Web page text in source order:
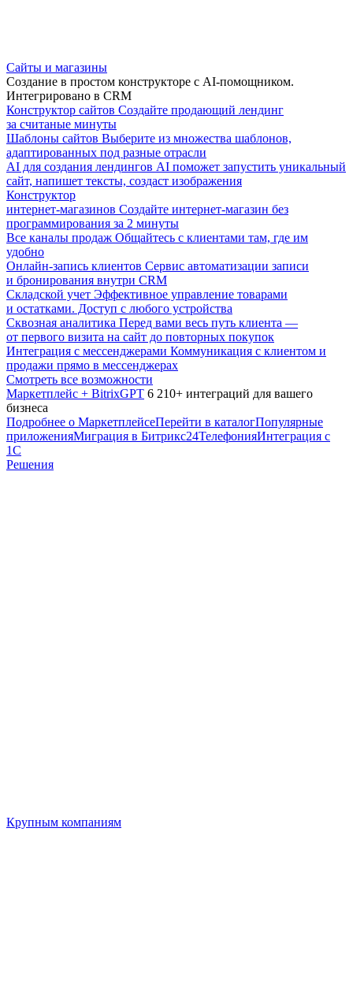
Сайты и магазины
Создание в простом конструкторе с AI-помощником.
Интегрировано в CRM
Конструктор сайтов Создайте продающий лендинг
за считаные минуты
Шаблоны сайтов Выберите из множества шаблонов,
адаптированных под разные отрасли
AI для создания лендингов AI поможет запустить уникальный
сайт, напишет тексты, создаст изображения
Конструктор
интернет-магазинов Создайте интернет-магазин без
программирования за 2 минуты
Все каналы продаж Общайтесь с клиентами там, где им
удобно
Онлайн-запись клиентов Сервис автоматизации записи
и бронирования внутри CRM
Складской учет Эффективное управление товарами
и остатками. Доступ с любого устройства
Сквозная аналитика Перед вами весь путь клиента —
от первого визита на сайт до повторных покупок
Интеграция с мессенджерами Коммуникация с клиентом и
продажи прямо в мессенджерах
Смотреть все возможности
Маркетплейс + BitrixGPT 6 210+ интеграций для вашего
бизнеса
Подробнее о МаркетплейсеПерейти в каталогПопулярные
приложенияМиграция в Битрикс24ТелефонияИнтеграция с
1С
Решения
Крупным компаниям